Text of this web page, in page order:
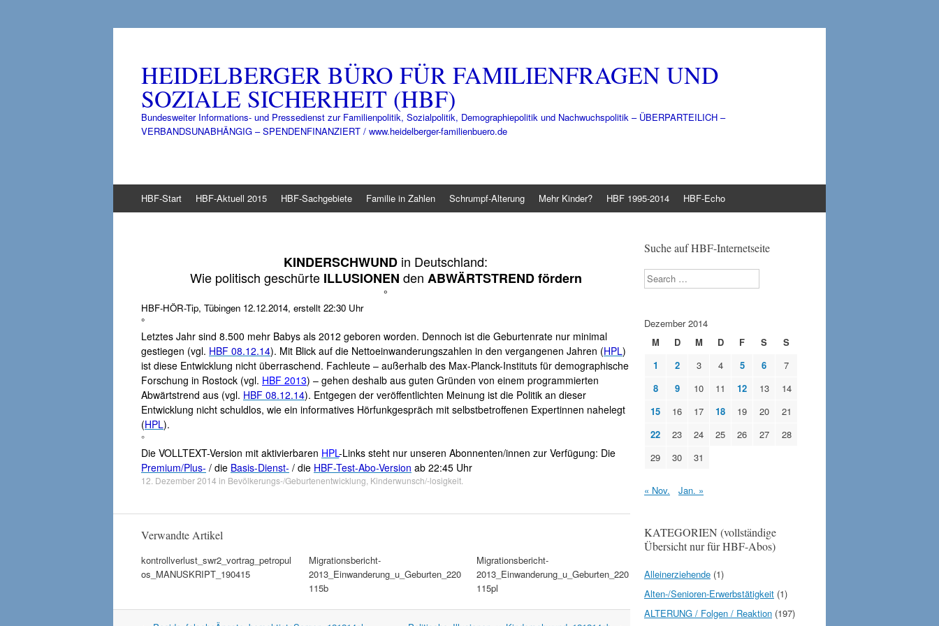
HEIDELBERGER BÜRO FÜR FAMILIENFRAGEN UND
SOZIALE SICHERHEIT (HBF)
Bundesweiter Informations- und Pressedienst zur Familienpolitik, Sozialpolitik, Demographiepolitik und Nachwuchspolitik – ÜBERPARTEILICH –
VERBANDSUNABHÄNGIG – SPENDENFINANZIERT / www.heidelberger-familienbuero.de
Inhalt
HBF-Start HBF-Aktuell 2015 HBF-Sachgebiete Familie in Zahlen Schrumpf-Alterung Mehr Kinder? HBF 1995-2014 HBF-Echo
KINDERSCHWUND in Deutschland:
Wie politisch geschürte ILLUSIONEN den ABWÄRTSTREND fördern
°
HBF-HÖR-Tip, Tübingen 12.12.2014, erstellt 22:30 Uhr
°
Letztes Jahr sind 8.500 mehr Babys als 2012 geboren worden. Dennoch ist die Geburtenrate nur minimal
gestiegen (vgl. HBF 08.12.14). Mit Blick auf die Nettoeinwanderungszahlen in den vergangenen Jahren (HPL)
ist diese Entwicklung nicht überraschend. Fachleute – außerhalb des Max-Planck-Instituts für demographische
Forschung in Rostock (vgl. HBF 2013) – gehen deshalb aus guten Gründen von einem programmierten
Abwärtstrend aus (vgl. HBF 08.12.14). Entgegen der veröffentlichten Meinung ist die Politik an dieser
Entwicklung nicht schuldlos, wie ein informatives Hörfunkgespräch mit selbstbetroffenen Expertinnen nahelegt
(HPL).
°
Die VOLLTEXT-Version mit aktivierbaren HPL-Links steht nur unseren Abonnenten/innen zur Verfügung: Die
Premium/Plus- / die Basis-Dienst- / die HBF-Test-Abo-Version ab 22:45 Uhr
12. Dezember 2014 in Bevölkerungs-/Geburtenentwicklung Kinderwunsch/-losigkeit
Verwandte Artikel
kontrollverlust_swr2_vortrag_petropul
os_MANUSKRIPT_190415
Migrationsbericht-
2013_Einwanderung_u_Geburten_220
115b
Migrationsbericht-
2013_Einwanderung_u_Geburten_220
115pl
Suche auf HBF-Internetseite
Search
Dezember 2014
M
D M D F S
S
1
2 3 4 5 6
7
8
9 10 11 12 13
14
15
16 17 18 19 20
21
22
23 24 25 26 27
28
29
30 31
« Nov. Jan. »
KATEGORIEN (vollständige
Übersicht nur für HBF-Abos)
Alleinerziehende (1)
Alten-/Senioren-Erwerbstätigkeit (1)
ALTERUNG / Folgen / Reaktion (197)